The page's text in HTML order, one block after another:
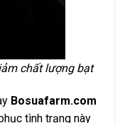
chất lượng bạt
Bosuafarm.com
tình trạng này